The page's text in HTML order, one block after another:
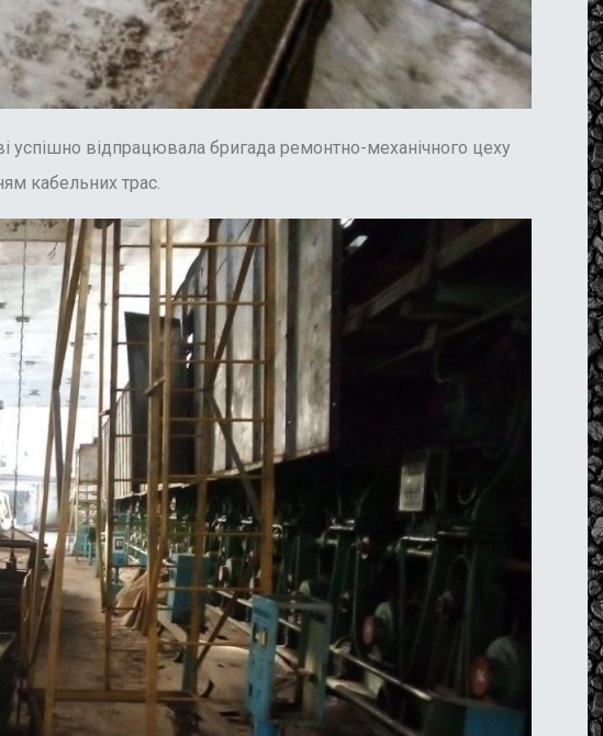
успішно відпрацювала бригада ремонтно-механічного цеху
кабельних трас.